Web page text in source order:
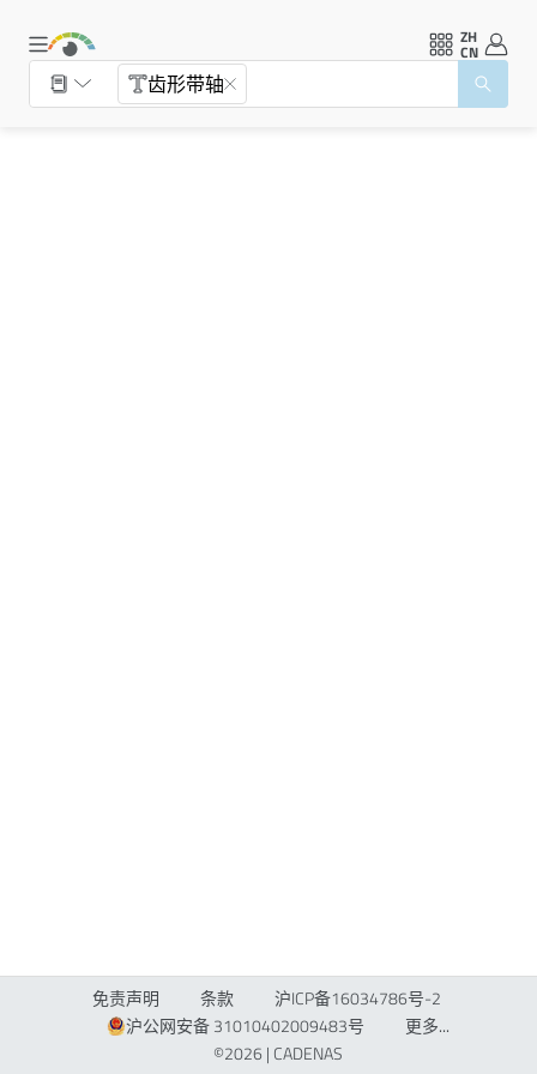
齿形带轴
ZH
CN
免责声明 条款
沪ICP备16034786号-2
沪公网安备 31010402009483号
更多...
©2026 | CADENAS